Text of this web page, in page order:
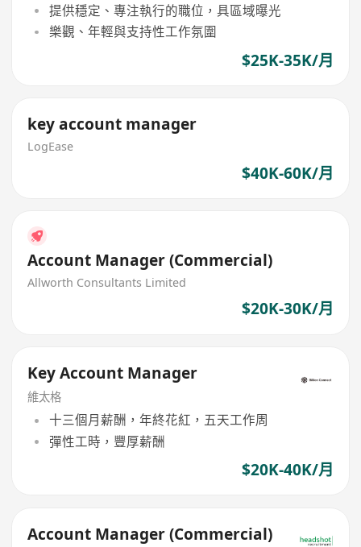
提供穩定、專注執行的職位，具區域曝光
樂觀、年輕與支持性工作氛圍
$25K-35K/月
key account manager
LogEase
$40K-60K/月
Account Manager (Commercial)
Allworth Consultants Limited
$20K-30K/月
Key Account Manager
維太格
十三個月薪酬，年終花紅，五天工作周
彈性工時，豐厚薪酬
$20K-40K/月
Account Manager (Commercial)